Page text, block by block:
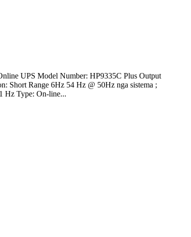
UPS Model Number: HP9335C Plus Output
Short Range 6Hz 54 Hz @ 50Hz nga sistema ;
Hz Type: On-line...